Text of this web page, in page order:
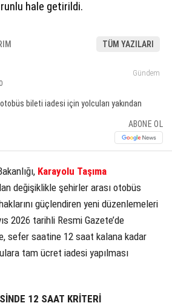
Youtube
hale getirildi.
TÜM YAZILARI
Gündem
ABONE OL
Karayolu Taşıma
değişiklikle şehirler arası otobüs
güçlendiren yeni düzenlemeleri
2026 tarihli Resmi Gazete’de
sefer saatine 12 saat kalana kadar
tam ücret iadesi yapılması
12 SAAT KRİTERİ